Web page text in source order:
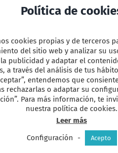
cuando los obreros
del Hospital de la
camas.
básico para que las
de la venta de los
se siguió con la
del continente africano*
Política de
cookies propias y de terceros
del sitio web y analizar su
publicidad y adaptar el
a través del análisis de tus
entendemos que
rechazarlas o adaptar su
Para más información, te
nuestra política de cookies.
Leer más
Configuración
- Acepto